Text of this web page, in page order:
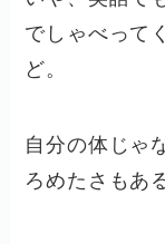
でしゃべって
ど。
自分の体じゃ
ろめたさもあ